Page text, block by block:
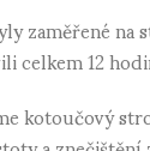
zaměřené
12
kotoučový